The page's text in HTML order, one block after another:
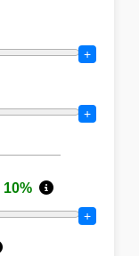
+
+
10%
+